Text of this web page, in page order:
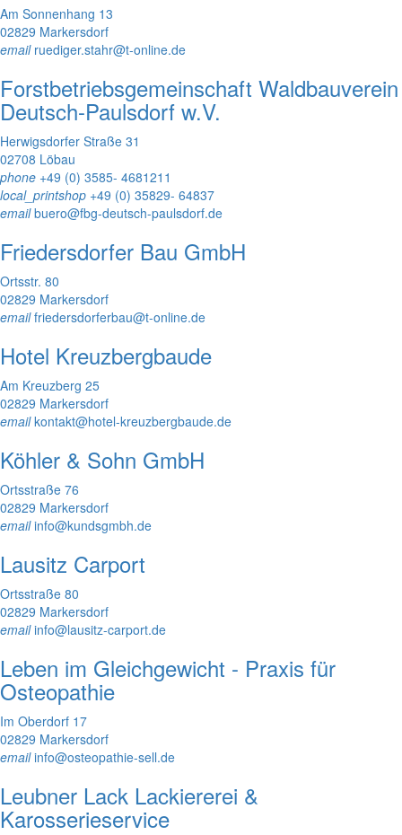
Am Sonnenhang 13
02829 Markersdorf
emailruediger.stahr@t-online.de
Forstbetriebsgemeinschaft Waldbauverein
Deutsch-Paulsdorf w.V.
Herwigsdorfer Straße 31
02708 Löbau
phone +49 (0) 3585- 4681211
local_printshop +49 (0) 35829- 64837
emailbuero@fbg-deutsch-paulsdorf.de
Friedersdorfer Bau GmbH
Ortsstr. 80
02829 Markersdorf
emailfriedersdorferbau@t-online.de
Hotel Kreuzbergbaude
Am Kreuzberg 25
02829 Markersdorf
emailkontakt@hotel-kreuzbergbaude.de
Köhler & Sohn GmbH
Ortsstraße 76
02829 Markersdorf
emailinfo@kundsgmbh.de
Lausitz Carport
Ortsstraße 80
02829 Markersdorf
emailinfo@lausitz-carport.de
Leben im Gleichgewicht - Praxis für
Osteopathie
Im Oberdorf 17
02829 Markersdorf
emailinfo@osteopathie-sell.de
Leubner Lack Lackiererei &
Karosserieservice